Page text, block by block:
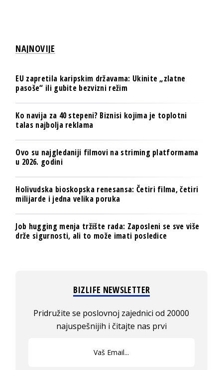
NAJNOVIJE
EU zapretila karipskim državama: Ukinite „zlatne
pasoše“ ili gubite bezvizni režim
Ko navija za 40 stepeni? Biznisi kojima je toplotni
talas najbolja reklama
Ovo su najgledaniji filmovi na striming platformama
u 2026. godini
Holivudska bioskopska renesansa: Četiri filma, četiri
milijarde i jedna velika poruka
Job hugging menja tržište rada: Zaposleni se sve više
drže sigurnosti, ali to može imati posledice
BIZLIFE NEWSLETTER
Pridružite se poslovnoj zajednici od 20000
najuspešnijih i čitajte nas prvi